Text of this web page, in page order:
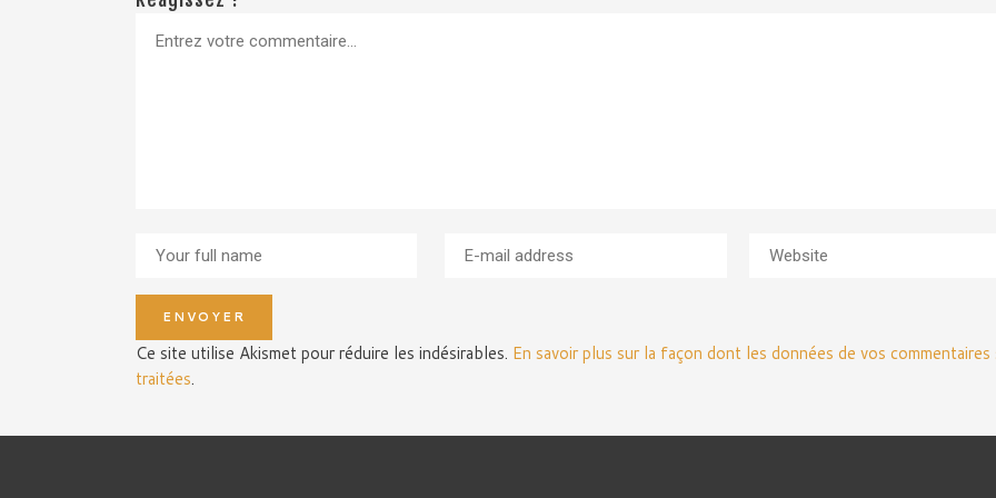
Ce site utilise Akismet pour réduire les indésirables. En savoir plus sur la façon dont les données de vos
traitées.